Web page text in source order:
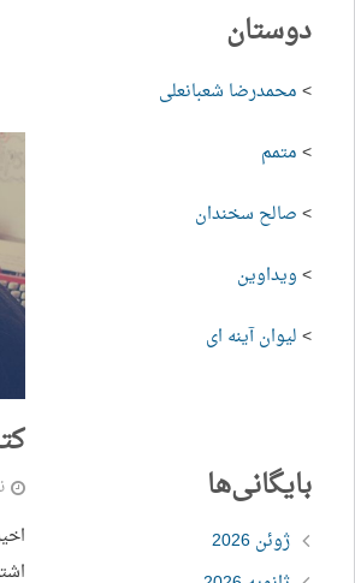
دوستان
>محمدرضا شعبانعلی
>متمم
>صالح سخندان
>ویداوین
>لیوان آینه ای
بایگانی‌ها
ژوئن 2026